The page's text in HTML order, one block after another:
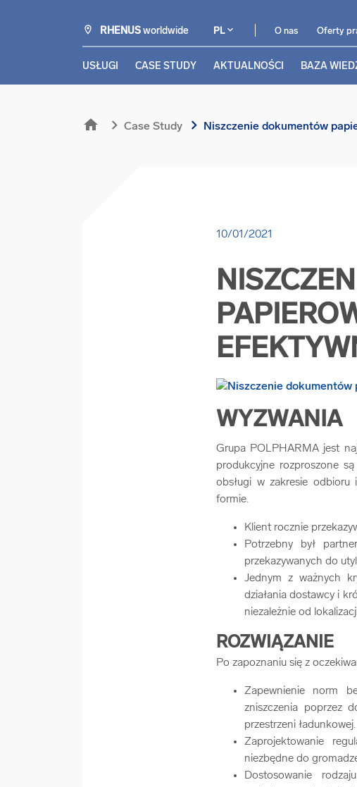
RHENUS worldwide PL O nas Oferty
USŁUGI CASE STUDY AKTUALNOŚCI BAZA
home chevron_right Case Study chevron_right Niszczenie dokumentów
10/01/2021
WYZWANIA
Grupa POLPHARMA jest
produkcyjne rozproszone
obsługi w zakresie odbioru
formie.
Klient rocznie
Potrzebny był
przekazywanych do
Jednym z ważnych
działania dostawcy i
niezależnie od
ROZWIĄZANIE
Po zapoznaniu się z
Zapewnienie norm
zniszczenia poprzez
przestrzeni ładunkowej.
Zaprojektowanie
niezbędne do
Dostosowanie